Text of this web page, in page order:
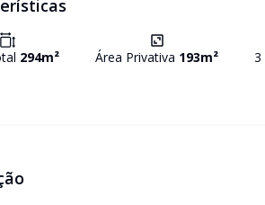
294m² Área Privativa 193m² 3